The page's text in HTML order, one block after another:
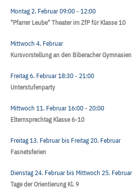
Montag 2. Februar09:00- 12:00
"Pfarrer Leube" Theater im ZfP für Klasse 10
Mittwoch 4. Februar
Kursvorstellung an den Biberacher
Freitag 6. Februar18:30- 21:00
Unterstufenparty
Mittwoch 11. Februar16:00- 20:00
Elternsprechtag Klasse 6-10
Freitag 13. Februarbis Freitag 20. Februar
Fasnetsferien
Dienstag 24. Februarbis Mittwoch 25. Februar
Tage der Orientierung Kl. 9